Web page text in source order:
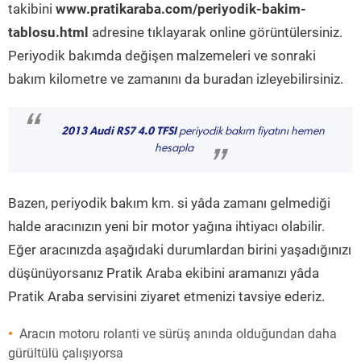
takibini www.pratikaraba.com/periyodik-bakim-
tablosu.html adresine tıklayarak online görüntülersiniz.
Periyodik bakımda değişen malzemeleri ve sonraki
bakım kilometre ve zamanını da buradan izleyebilirsiniz.
“ 2013 Audi RS7 4.0 TFSIperiyodik bakım fiyatını hemen
hesapla
”
Bazen, periyodik bakım km. si yâda zamanı gelmediği
halde aracınızın yeni bir motor yağına ihtiyacı olabilir.
Eğer aracınızda aşağıdaki durumlardan birini yaşadığınızı
düşünüyorsanız Pratik Araba ekibini aramanızı yâda
Pratik Araba servisini ziyaret etmenizi tavsiye ederiz.
Aracın motoru rolanti ve sürüş anında olduğundan daha
gürültülü çalışıyorsa